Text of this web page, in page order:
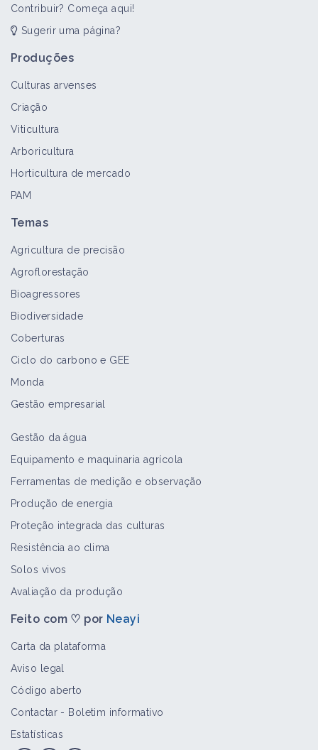
Contribuir? Começa aqui!
Sugerir uma página?
Produções
Culturas arvenses
Criação
Viticultura
Arboricultura
Horticultura de mercado
PAM
Temas
Agricultura de precisão
Agroflorestação
Bioagressores
Biodiversidade
Coberturas
Ciclo do carbono e GEE
Monda
Gestão empresarial
Gestão da água
Equipamento e maquinaria agrícola
Ferramentas de medição e observação
Produção de energia
Proteção integrada das culturas
Resistência ao clima
Solos vivos
Avaliação da produção
Feito com ♡ por Neayi
Carta da plataforma
Aviso legal
Código aberto
Contactar- Boletim informativo
Estatísticas